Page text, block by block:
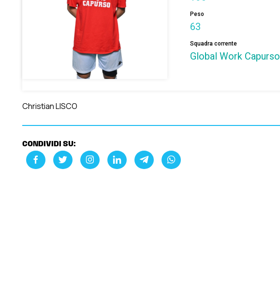
Peso
63
Squadra corrente
Global Work Capurso
Christian LISCO
CONDIVIDI SU: